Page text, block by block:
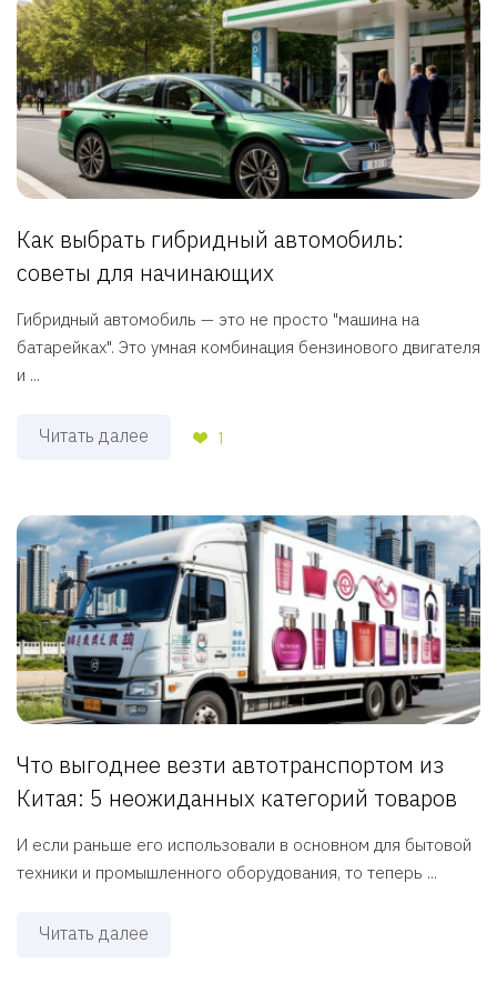
Как выбрать гибридный автомобиль:
советы для начинающих
Гибридный автомобиль — это не просто "машина на
батарейках". Это умная комбинация бензинового двигателя
и ...
Читать далее 1
Что выгоднее везти автотранспортом из
Китая: 5 неожиданных категорий товаров
И если раньше его использовали в основном для бытовой
техники и промышленного оборудования, то теперь ...
Читать далее